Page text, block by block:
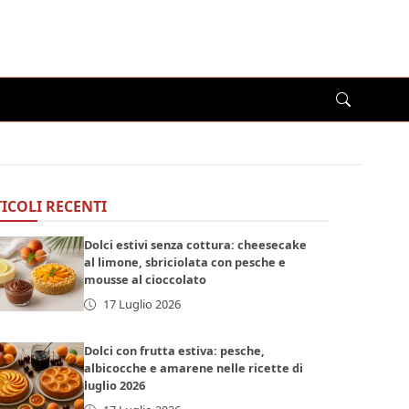
RECENTI
Dolci estivi senza cottura: cheesecake
al limone, sbriciolata con pesche e
mousse al cioccolato
17 Luglio 2026
Dolci con frutta estiva: pesche,
albicocche e amarene nelle ricette di
luglio 2026